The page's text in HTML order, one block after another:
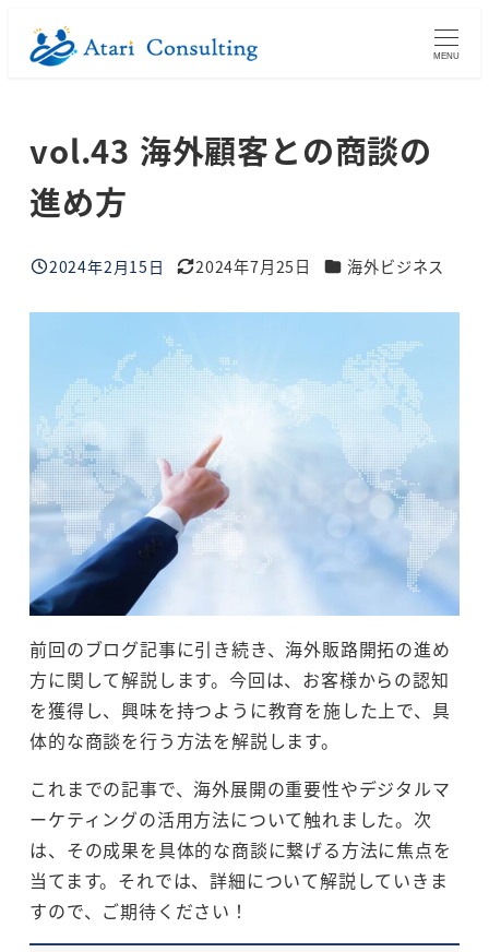
MENU
vol.43 海外顧客との商談の
進め方
投稿日
2024年2月15日
更新日
2024年7月25日 ブログカテゴリー
海外ビジネス
前回のブログ記事に引き続き、海外販路開拓の進め
方に関して解説します。今回は、お客様からの認知
を獲得し、興味を持つように教育を施した上で、具
体的な商談を行う方法を解説します。
これまでの記事で、海外展開の重要性やデジタルマ
ーケティングの活用方法について触れました。次
は、その成果を具体的な商談に繋げる方法に焦点を
当てます。それでは、詳細について解説していきま
すので、ご期待ください！